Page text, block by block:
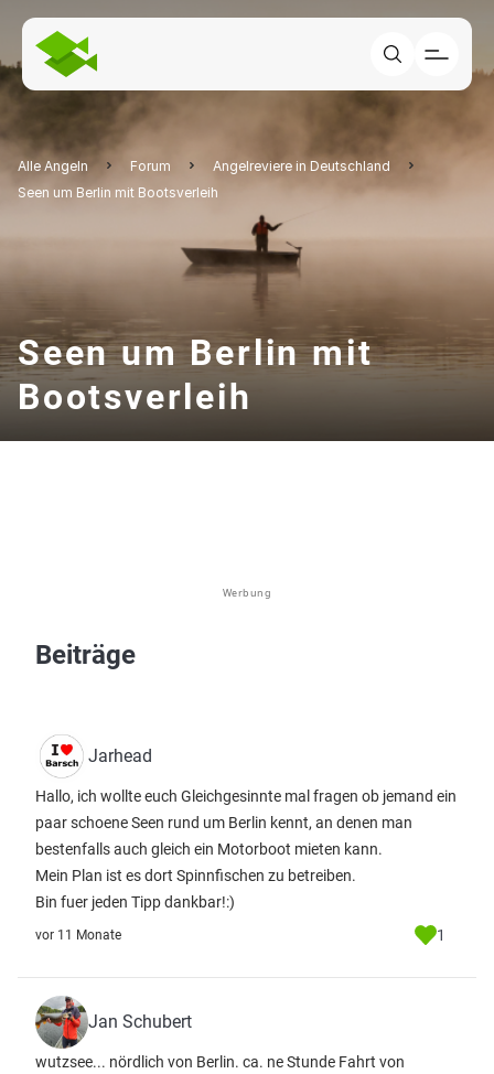
Alle Angeln Forum
Angelreviere in Deutschland
Seen um Berlin mit Bootsverleih
Seen um Berlin mit
Bootsverleih
Werbung
Beiträge
Jarhead
Hallo, ich wollte euch Gleichgesinnte mal fragen ob jemand ein
paar schoene Seen rund um Berlin kennt, an denen man
bestenfalls auch gleich ein Motorboot mieten kann.
Mein Plan ist es dort Spinnfischen zu betreiben.
Bin fuer jeden Tipp dankbar!:)
vor 11 Monate 1
Jan Schubert
wutzsee... nördlich von Berlin. ca. ne Stunde Fahrt von